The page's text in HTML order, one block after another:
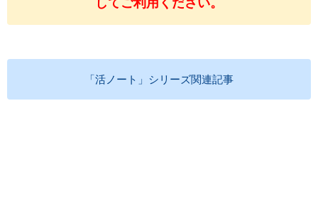
「活ノート」シリーズ関連記事